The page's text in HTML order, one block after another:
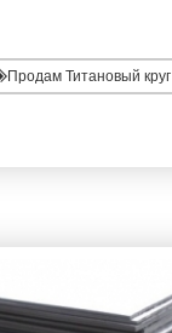
Продам Титановый круг